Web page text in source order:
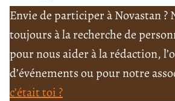
Envie de participer à Novastan ?
toujours à la recherche de
pour nous aider à la rédaction,
d’événements ou pour notre
c’était toi ?